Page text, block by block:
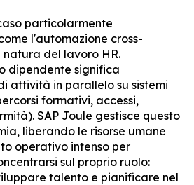
particolarmente
l'automazione cross-
del lavoro HR.
dipendente significa
attività in parallelo su sistemi
formativi, accessi,
SAP Joule gestisce questo
liberando le risorse umane
operativo intenso per
sul proprio ruolo:
talento e pianificare nel